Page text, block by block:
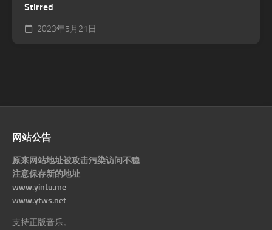
Stirred
2023年5月21日
网站公告
原来网站地址被攻击污染访问不稳
注意保存新的地址
www.yintu.me
www.ytws.net
支持正版音乐。